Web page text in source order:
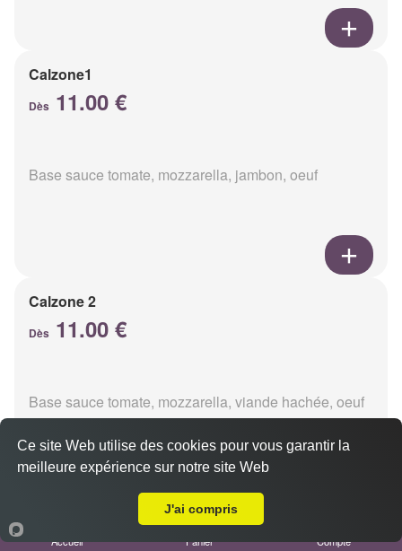
Calzone1
Dès 11.00 €
Base sauce tomate, mozzarella, jambon, oeuf
Calzone 2
Dès 11.00 €
Base sauce tomate, mozzarella, viande hachée, oeuf
Accueil Panier Compte
Ce site Web utilise des cookies pour vous garantir la
meilleure expérience sur notre site Web
J'ai compris